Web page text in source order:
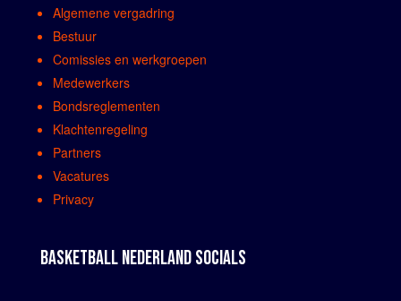
Algemene vergadring
Bestuur
Comissies en werkgroepen
Medewerkers
Bondsreglementen
Klachtenregeling
Partners
Vacatures
Privacy
BASKETBALL NEDERLAND SOCIALS